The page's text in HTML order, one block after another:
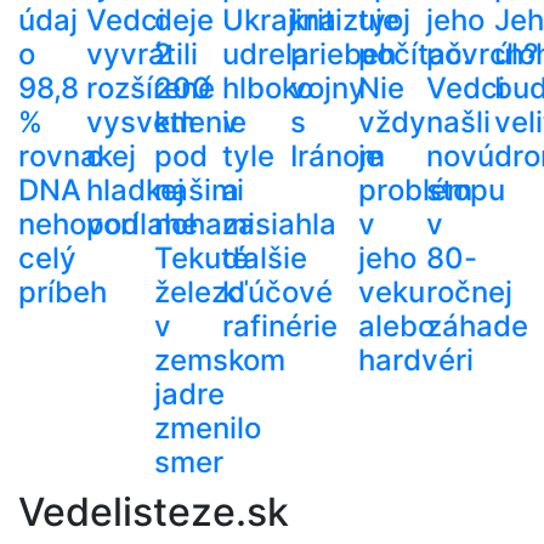
údaj
o
98,8
%
rovnakej
DNA
nehovorí
celý
príbeh
Vedci
vyvrátili
rozšírené
vysvetlenie
o
hladkej
podlahe
deje
2
200
km
pod
našimi
nohami.
Tekuté
železo
v
zemskom
jadre
zmenilo
smer
Ukrajina
udrela
hlboko
v
tyle
a
zasiahla
ďalšie
kľúčové
rafinérie
kritizuje
priebeh
vojny
s
Iránom
tvoj
počítač.
Nie
vždy
je
problém
v
jeho
veku
alebo
hardvéri
jeho
povrch?
Vedci
našli
novú
stopu
v
80-
ročnej
záhade
Vedelisteze.sk